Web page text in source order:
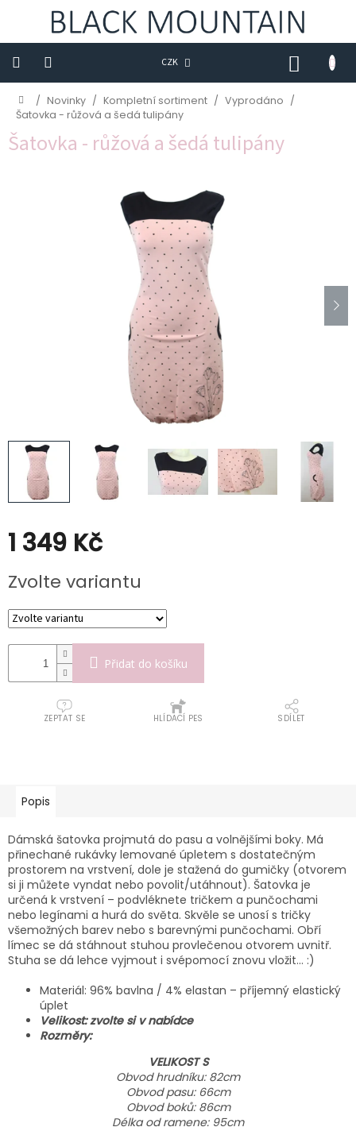
CZK
KOŠÍK
Novinky
BLACK
M
Slevy
Domů
/ Novinky / Kompletní sortiment / Vyprodáno /
Šatovka - růžová a šedá tulipány
Šatovka - růžová a šedá tulipány
1 349 Kč
cena:
Zvolte variantu
Přidat do košíku
ZEPTAT SE HLÍDACÍ PES SDÍLET
Popis
Dámská šatovka projmutá do pasu a volnějšími boky. Má
přinechané rukávky lemované úpletem s dostatečným
prostorem na vrstvení, dole je stažená do gumičky (otvorem
si ji můžete vyndat nebo povolit/utáhnout). Šatovka je
určená k vrstvení – podvléknete tričkem a punčochami
nebo legínami a hurá do světa. Skvěle se unosí s tričky
všemožných barev nebo s barevnými punčochami. Obří
límec se dá stáhnout stuhou provlečenou otvorem uvnitř.
Stuha se dá lehce vyjmout i svépomocí znovu vložit... :)
Materiál: 96% bavlna / 4% elastan – příjemný elastický
úplet
Velikost: zvolte si v nabídce
Rozměry:
VELIKOST S
Obvod hrudníku: 82cm
Obvod pasu: 66cm
Obvod boků: 86cm
Délka od ramene: 95cm